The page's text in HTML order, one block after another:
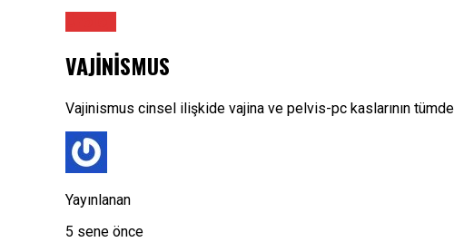
VAJİNİSMUS
Vajinismus cinsel ilişkide vajina ve pelvis-pc kaslarının
Yayınlanan
5 sene önce